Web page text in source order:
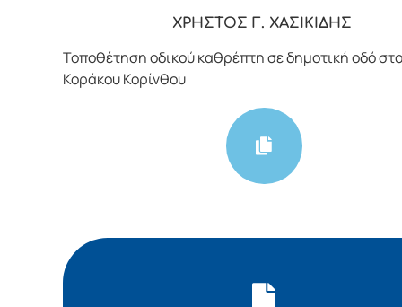
ΧΡΗΣΤΟΣ Γ. ΧΑΣΙΚΙΔΗΣ
Τοποθέτηση οδικού καθρέπτη σε δημοτική οδό
Κοράκου Κορίνθου